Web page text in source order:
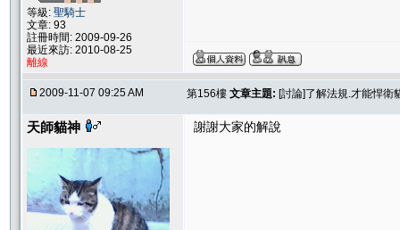
等級: 聖騎士
文章: 93
註冊時間: 2009-09-26
最近來訪: 2010-08-25
離線
2009-11-07 09:25 AM 第156樓 文章主題: [討論]了解法規.才能悍衛
天師貓神 謝謝大家的解說